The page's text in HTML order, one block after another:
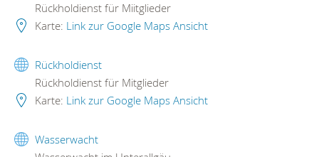
Rückholdienst für Miitglieder
Karte: Link zur Google Maps Ansicht
Rückholdienst
Rückholdienst für Mitglieder
Karte: Link zur Google Maps Ansicht
Wasserwacht